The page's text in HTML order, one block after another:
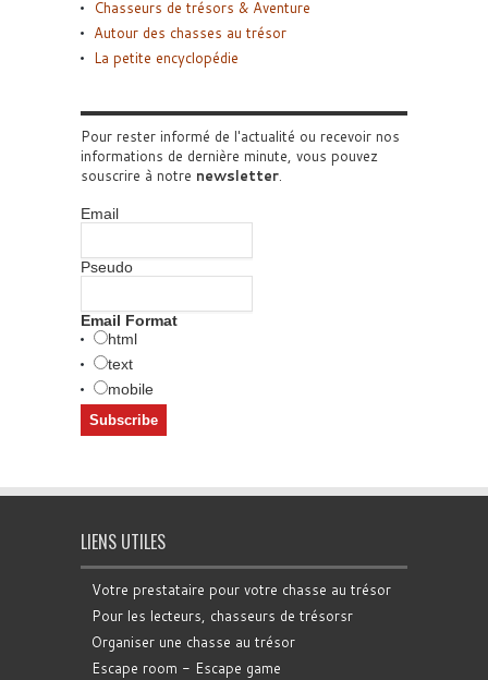
Chasseurs de trésors & Aventure
Autour des chasses au trésor
La petite encyclopédie
Pour rester informé de l'actualité ou recevoir nos
informations de dernière minute, vous pouvez
souscrire à notre newsletter.
Email
Pseudo
Email Format
html
text
mobile
LIENS UTILES
Votre prestataire pour votre chasse au trésor
Pour les lecteurs, chasseurs de trésorsr
Organiser une chasse au trésor
Escape room - Escape game